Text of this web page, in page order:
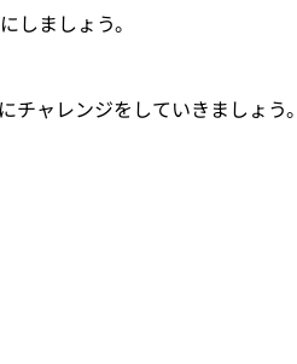
しましょう。
チャレンジをしていきましょう